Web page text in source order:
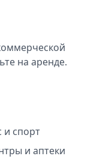
на аренде.
и спорт
и аптеки